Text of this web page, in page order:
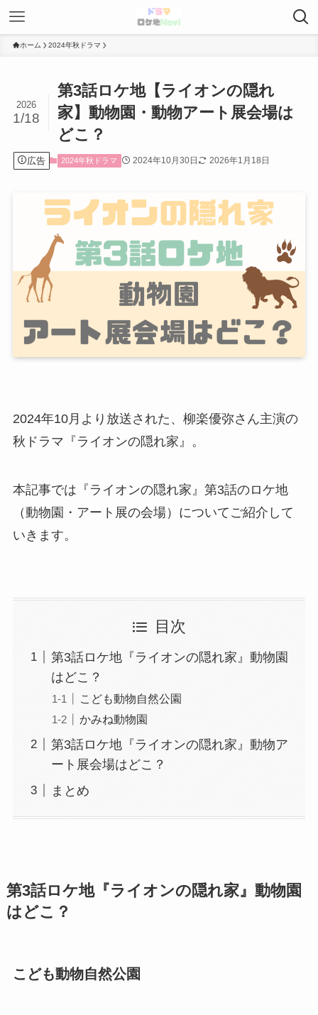
ホーム 2024年秋ドラマ
第3話ロケ地【ライオンの隠れ
家】動物園・動物アート展会場は
どこ？
2026
1/18
広告 2024年秋ドラマ 2024年10月30日 2026年1月18日
2024年10月より放送された、柳楽優弥さん主演の
秋ドラマ『ライオンの隠れ家』。
本記事では『ライオンの隠れ家』第3話のロケ地
（動物園・アート展の会場）についてご紹介して
いきます。
目次
第3話ロケ地『ライオンの隠れ家』動物園
はどこ？
こども動物自然公園
かみね動物園
第3話ロケ地『ライオンの隠れ家』動物ア
ート展会場はどこ？
まとめ
第3話ロケ地『ライオンの隠れ家』動物園
はどこ？
こども動物自然公園